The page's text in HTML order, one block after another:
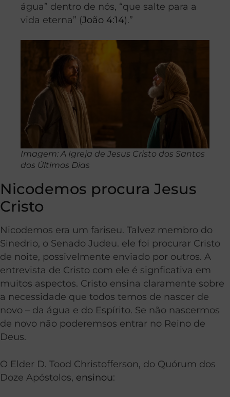
água” dentro de nós, “que salte para a
vida eterna” (João 4:14).”
Imagem: A Igreja de Jesus Cristo dos Santos
dos Últimos Dias
Nicodemos procura Jesus
Cristo
Nicodemos era um fariseu. Talvez membro do
Sinedrio, o Senado Judeu. ele foi procurar Cristo
de noite, possivelmente enviado por outros. A
entrevista de Cristo com ele é signficativa em
muitos aspectos. Cristo ensina claramente sobre
a necessidade que todos temos de nascer de
novo – da água e do Espírito. Se não nascermos
de novo não poderemsos entrar no Reino de
Deus.
O Elder D. Tood Christofferson, do Quórum dos
Doze Apóstolos, ensinou: